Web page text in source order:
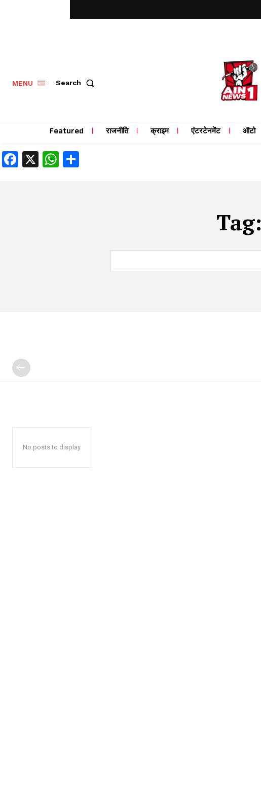
MENU Search
Featured राजनीति क्राइम एंटरटेनमेंट ऑटो
Facebook
X WhatsApp
Tag:
No posts to display